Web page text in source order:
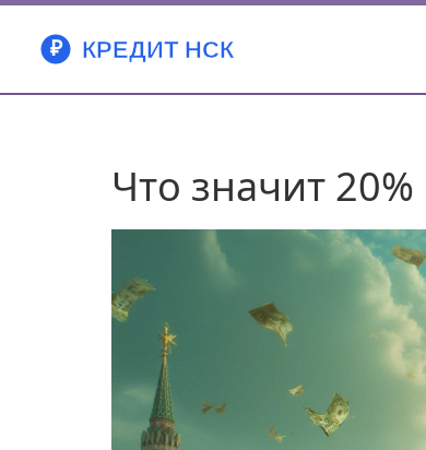
Что значит